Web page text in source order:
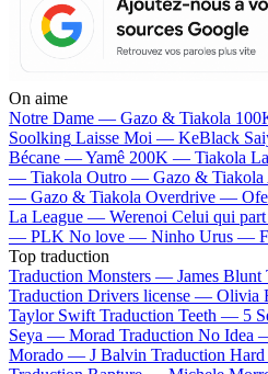
On aime
Notre Dame — Gazo & Tiakola
Soolking Laisse Moi — KeBlack
Bécane —Yamê 200K — Tiakola
— Tiakola Outro — Gazo & Tiakola
— Gazo & Tiakola Overdrive —
La League — Werenoi Celui qui
— PLK No love — Ninho Urus —
Top traduction
Traduction Monsters — James Blunt
Traduction Drivers license — Olivia
Taylor Swift Traduction Teeth — 5
Seya — Morad Traduction No Idea
Morado — J Balvin Traduction